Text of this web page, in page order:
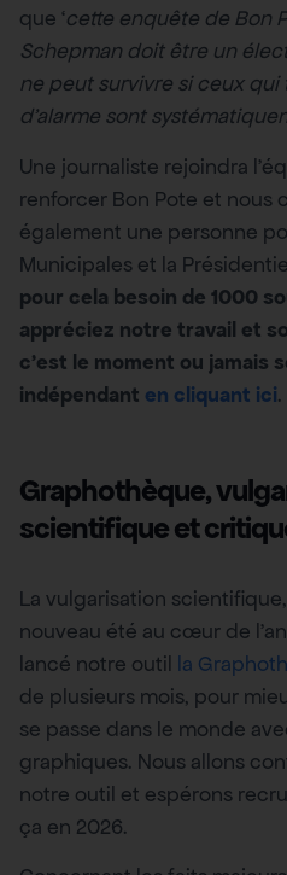
que ‘cette enquête de Bon
Schepman doit être un
ne peut survivre si ceux qui
d’alarme sont
Une journaliste rejoindra
renforcer Bon Pote et nous
également une personne
Municipales et la
pour cela besoin de 1000
appréciez notre travail et
c’est le moment ou jamais
indépendant en cliquant ici.
Graphothèque,
scientifique et
La vulgarisation
nouveau été au cœur de
lancé notre outil la
de plusieurs mois, pour
se passe dans le monde
graphiques. Nous allons
notre outil et espérons
ça en 2026.